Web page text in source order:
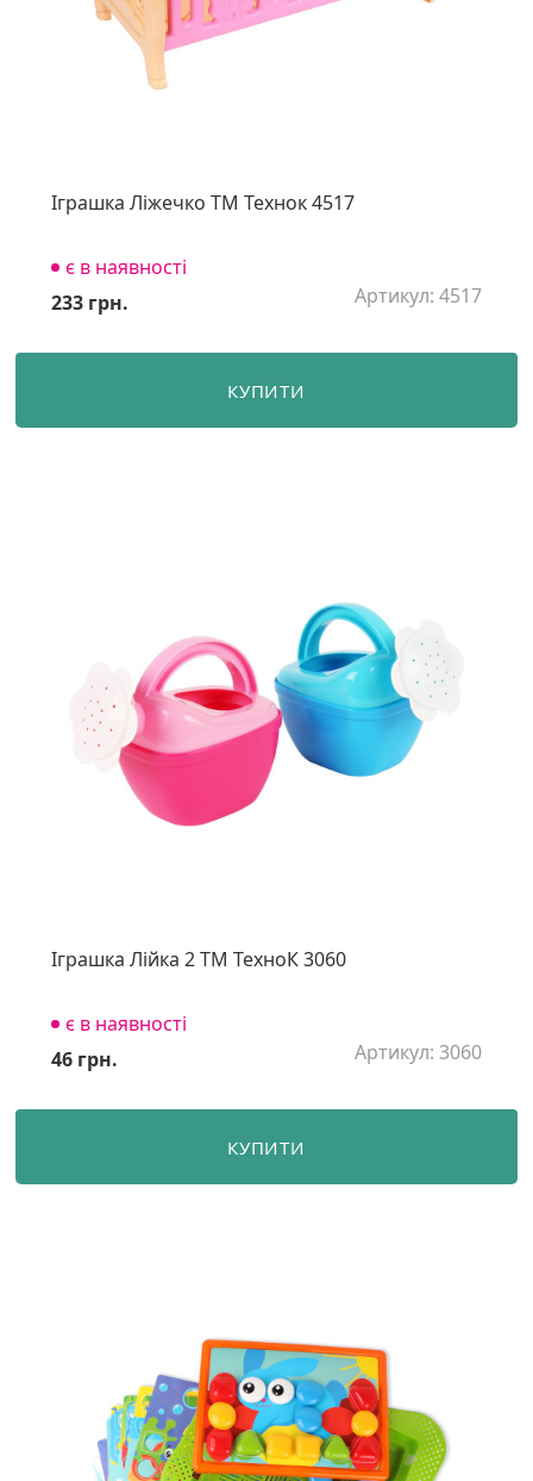
Іграшка Ліжечко ТМ Технок 4517
є в наявності
Артикул: 4517
233 грн.
КУПИТИ
Іграшка Лійка 2 ТМ ТехноК 3060
є в наявності
Артикул: 3060
46 грн.
КУПИТИ